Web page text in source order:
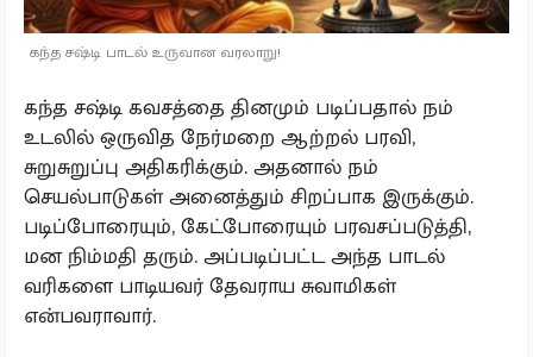
கந்த சஷ்டி பாடல் உருவான வரலாறு!
கந்த சஷ்டி கவசத்தை தினமும் படிப்பதால் நம்
உடலில் ஒருவித நேர்மறை ஆற்றல் பரவி,
சுறுசுறுப்பு அதிகரிக்கும். அதனால் நம்
செயல்பாடுகள் அனைத்தும் சிறப்பாக இருக்கும்.
படிப்போரையும், கேட்போரையும் பரவசப்படுத்தி,
மன நிம்மதி தரும். அப்படிப்பட்ட அந்த பாடல்
வரிகளை பாடியவர் தேவராய சுவாமிகள்
என்பவராவார்.